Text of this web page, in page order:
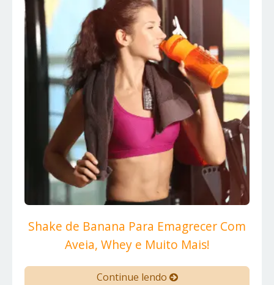
Shake de Banana Para Emagrecer Com
Aveia, Whey e Muito Mais!
Continue lendo